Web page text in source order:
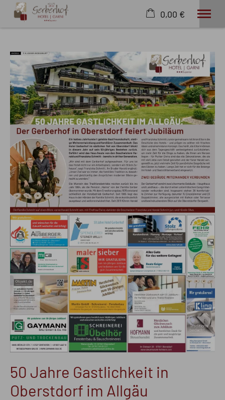
2 Erwachsene
Hotel
Wohnen
Wissenswertes
Angebote
Wellness
Freizeit
Extras
0,00 €
50 Jahre Gastlichkeit in
Oberstdorf im Allgäu